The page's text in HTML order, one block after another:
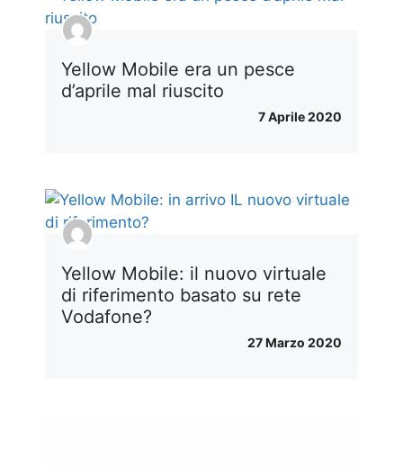
Yellow Mobile era un pesce
d’aprile mal riuscito
7 Aprile 2020
Yellow Mobile: il nuovo virtuale
di riferimento basato su rete
Vodafone?
27 Marzo 2020